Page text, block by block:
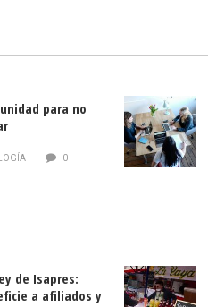
para no
0
de Isapres:
a afiliados y